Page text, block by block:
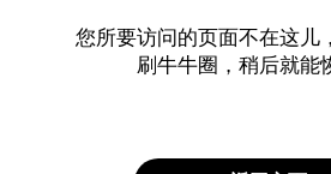
您所要访问的页面不在这儿
刷牛牛圈，稍后就能